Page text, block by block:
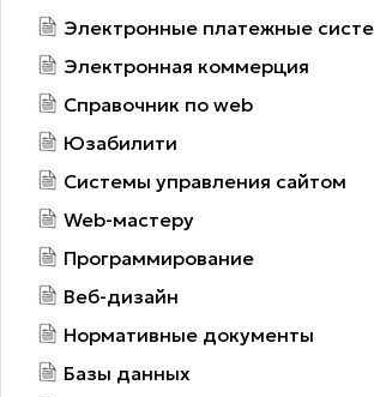
Электронные платежные
Электронная коммерция
Справочник по web
Юзабилити
Системы управления сайтом
Web-мастеру
Программирование
Веб-дизайн
Нормативные документы
Базы данных